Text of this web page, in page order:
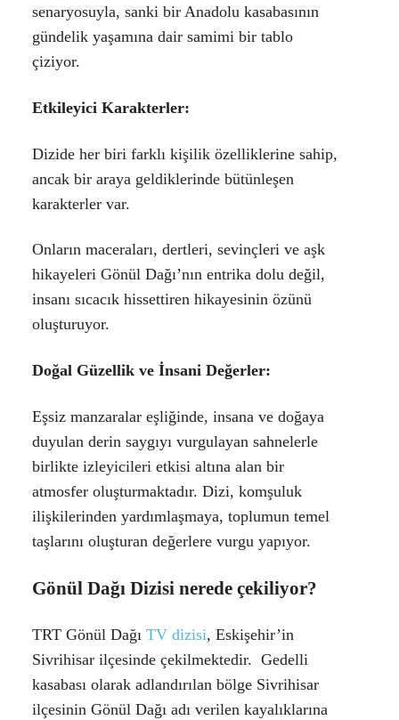
senaryosuyla, sanki bir Anadolu kasabasının
gündelik yaşamına dair samimi bir tablo
çiziyor.
Etkileyici Karakterler:
Dizide her biri farklı kişilik özelliklerine sahip,
ancak bir araya geldiklerinde bütünleşen
karakterler var.
Onların maceraları, dertleri, sevinçleri ve aşk
hikayeleri Gönül Dağı’nın entrika dolu değil,
insanı sıcacık hissettiren hikayesinin özünü
oluşturuyor.
Doğal Güzellik ve İnsani Değerler:
Eşsiz manzaralar eşliğinde, insana ve doğaya
duyulan derin saygıyı vurgulayan sahnelerle
birlikte izleyicileri etkisi altına alan bir
atmosfer oluşturmaktadır. Dizi, komşuluk
ilişkilerinden yardımlaşmaya, toplumun temel
taşlarını oluşturan değerlere vurgu yapıyor.
Gönül Dağı Dizisi nerede çekiliyor?
TRT Gönül Dağı TV dizisi, Eskişehir’in
Sivrihisar ilçesinde çekilmektedir. Gedelli
kasabası olarak adlandırılan bölge Sivrihisar
ilçesinin Gönül Dağı adı verilen kayalıklarına